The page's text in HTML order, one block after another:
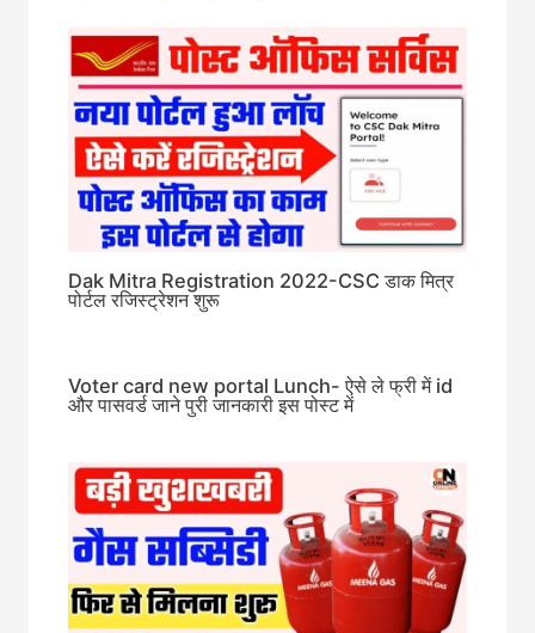
Dak Mitra Registration 2022-CSC डाक मित्र
पोर्टल रजिस्ट्रेशन शुरू
Voter card new portal Lunch- ऐसे ले फ्री में id
और पासवर्ड जाने पुरी जानकारी इस पोस्ट में